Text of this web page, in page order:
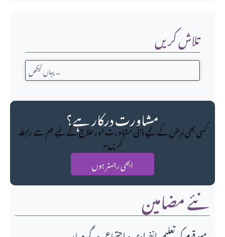
تلاش کریں
مشاورت درکار ہے؟
کسی بھی مرض کے لیے ذاتی مشاورت اور علاج کے لیے ہم سے رابطہ
کریں۔
ابھی رجسٹر ہوں
نئے مضامین